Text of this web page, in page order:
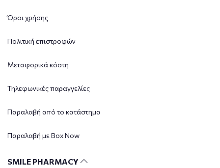
Όροι χρήσης
Πολιτική επιστροφών
Μεταφορικά κόστη
Τηλεφωνικές παραγγελίες
Παραλαβή από το κατάστημα
Παραλαβή με Box Now
SMILE PHARMACY